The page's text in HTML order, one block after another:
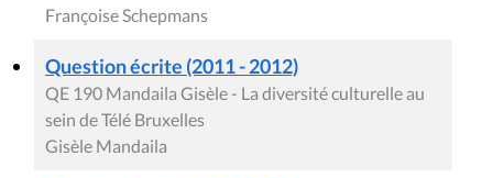
Françoise Schepmans
Question écrite (2011 - 2012)
QE 190 Mandaila Gisèle - La diversité culturelle au
sein de Télé Bruxelles
Gisèle Mandaila